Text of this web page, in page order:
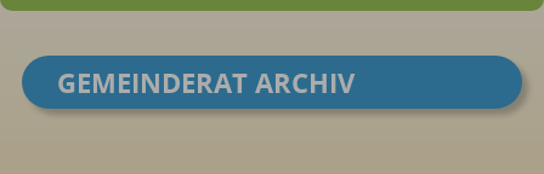
GEMEINDERAT ARCHIV